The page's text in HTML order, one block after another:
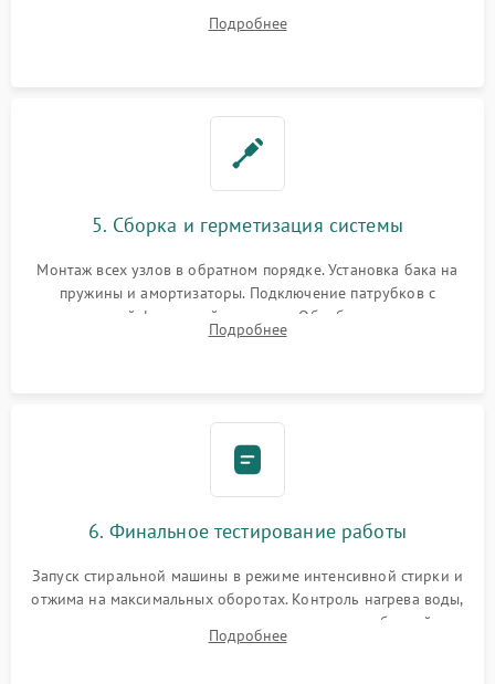
или поврежденной резиновой манжеты.
Подробнее
5. Сборка и герметизация системы
Монтаж всех узлов в обратном порядке. Установка бака на
пружины и амортизаторы. Подключение патрубков с
надежной фиксацией хомутами. Обработка стыков
герметиком для предотвращения возможных протечек воды.
Подробнее
6. Финальное тестирование работы
Запуск стиральной машины в режиме интенсивной стирки и
отжима на максимальных оборотах. Контроль нагрева воды,
корректности слива, отсутствия излишних вибраций,
посторонних стуков и протечек под корпусом.
Подробнее